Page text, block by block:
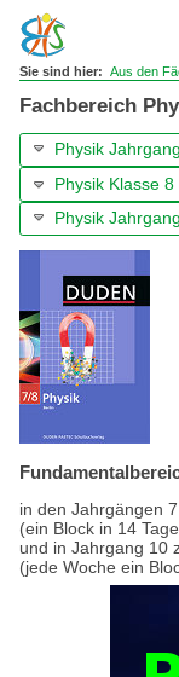
Sie sind hier: Aus den
Fachbereich
Physik
Physik Klasse 8
Physik
in den Jahrgängen
(ein Block in 14
und in Jahrgang 10
(jede Woche ein